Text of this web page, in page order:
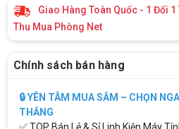
Giao Hàng Toàn Quốc - 1 Đổi
Thu Mua Phòng Net
Chính sách bán hàng
🔒 YÊN TÂM MUA SẮM – CHỌN
THẮNG
✅ TOP Bán Lẻ & Sỉ Linh Kiện Máy